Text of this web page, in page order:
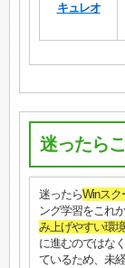
キュレオ
迷ったら
迷ったらWinスク
ング学習をこれ
み上げやすい環
に進むのではな
ているため、未